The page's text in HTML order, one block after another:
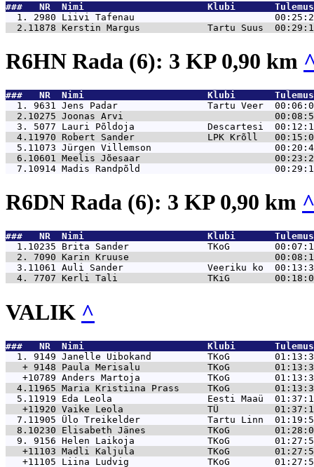
###   NR  Nimi                      Klubi
  1. 2980
Liivi Tafenau
  2.11878
Kerstin Margus            Tartu Suus
R6HN Rada (6): 3 KP 0,90 km
###   NR  Nimi                      Klubi
  1. 9631
Jens Padar                Tartu Veer
  2.10275
Joonas Arvi
  3. 5077
Lauri Põldoja             Descartesi
  4.11970
Robert Sander             LPK Krõll
  5.11073
Jürgen Villemson
  6.10601
Meelis Jõesaar
  7.10914
Madis Randpõld
R6DN Rada (6): 3 KP 0,90 km
###   NR  Nimi                      Klubi
  1.10235
Brita Sander              TKoG
  2. 7090
Karin Kruuse
  3.11061
Auli Sander               Veeriku ko
  4. 7707
Kerli Tali                TKiG
VALIK ^
###   NR  Nimi                      Klubi
  1. 9149
Janelle Uibokand          TKoG
   + 9148
Paula Merisalu            TKoG
   +10789
Anders Martoja            TKoG
  4.11965
Maria Kristiina Prass     TKoG
  5.11919
Eda Leola                 Eesti Maaü
   +11920
Vaike Leola               TÜ
  7.11905
Ülo Treikelder            Tartu Linn
  8.10230
Elisabeth Jänes           TKoG
  9. 9156
Helen Laikoja             TKoG
   +11103
Madli Kaljula             TKoG
   +11105
Liina Ludvig              TKoG